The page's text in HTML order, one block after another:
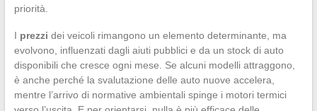
priorità.
I prezzi dei veicoli rimangono un elemento determinante, ma
evolvono, influenzati dagli aiuti pubblici e da un stock di auto
disponibili che cresce ogni mese. Se alcuni modelli attraggono,
è anche perché la svalutazione delle auto nuove accelera,
mentre l’arrivo di normative ambientali spinge i motori termici